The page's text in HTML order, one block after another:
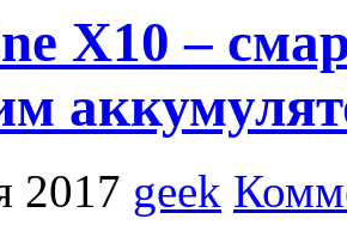
X10 –
2017 geek